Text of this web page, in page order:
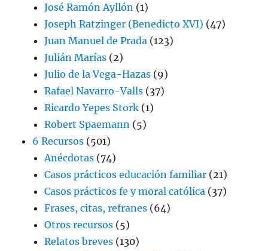
José Ramón Ayllón (1)
Joseph Ratzinger (Benedicto XVI) (47)
Juan Manuel de Prada (123)
Julián Marías (2)
Julio de la Vega-Hazas (9)
Rafael Navarro-Valls (37)
Ricardo Yepes Stork (1)
Robert Spaemann (5)
6 Recursos (501)
Anécdotas (74)
Casos prácticos educación familiar (21)
Casos prácticos fe y moral católica (37)
Frases, citas, refranes (64)
Otros recursos (5)
Relatos breves (130)